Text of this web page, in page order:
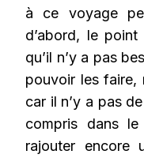
à ce voyage
d’abord, le
qu’il n’y a pas
pouvoir les faire,
car il n’y a pas
compris dans
rajouter encore